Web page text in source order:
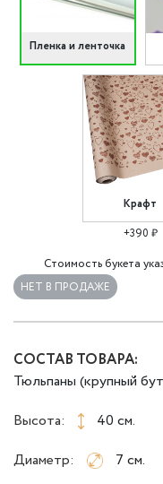
Пленка и ленточка
Крафт
+390 ₽
Стоимость букета
НЕТ В ПРОДАЖЕ
СОСТАВ ТОВАРА:
Тюльпаны (крупный
Высота:
40 см.
Диаметр:
7 см.